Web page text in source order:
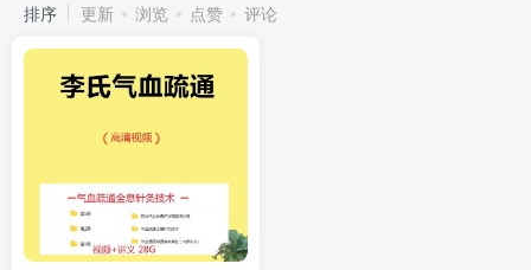
排序 更新 浏览 点赞 评论